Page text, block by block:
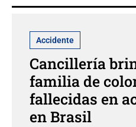
Accidente
Cancillería
familia de
fallecidas en
en Brasil